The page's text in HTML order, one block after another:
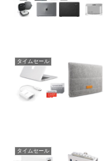
タイムセール
タイムセール